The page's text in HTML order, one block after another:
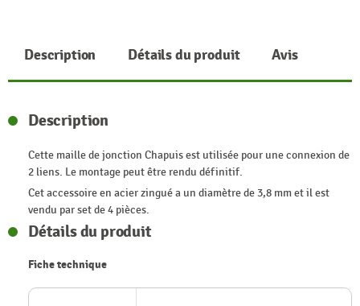
Description Détails du produit Avis
Description
Cette maille de jonction Chapuis est utilisée pour une connexion de
2 liens. Le montage peut être rendu définitif.
Cet accessoire en acier zingué a un diamètre de 3,8 mm et il est
vendu par set de 4 pièces.
Détails du produit
Fiche technique